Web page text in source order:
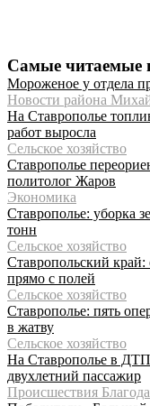
Самые читаемые
Мороженое у отдела
Новости района
На Ставрополье
работ выросла
Сельское хозяйство
Ставрополье
политолог Жаров
Экономика
Ставрополье: уборка
тонн
Сельское хозяйство
Ставропольский
прямо с полей
Сельское хозяйство
Ставрополье: пять
в жатву
Сельское хозяйство
На Ставрополье в ДТП
двухлетний пассажир
Происшествия